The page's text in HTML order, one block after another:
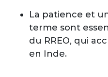
La patience et
terme sont
du RREO, qui
en Inde.